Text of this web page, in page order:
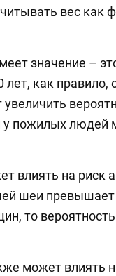
вес как
значение –
лет, как
у пожилых людей
влиять на риск
шеи
то
может влиять